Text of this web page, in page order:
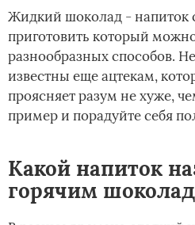
Жидкий шоколад - напиток
приготовить который
разнообразных способов.
известны еще ацтекам,
проясняет разум не хуже,
пример и порадуйте себя
Какой напиток
горячим